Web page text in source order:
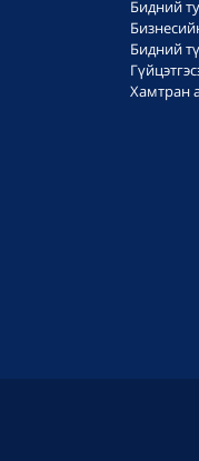
Бидний
Бидний
Хамтран